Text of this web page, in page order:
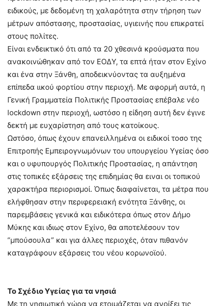
ειδικούς, με δεδομένη τη χαλαρότητα στην τήρηση των
μέτρων απόστασης, προστασίας, υγιεινής που επικρατεί
στους πολίτες.
Είναι ενδεικτικό ότι από τα 20 χθεσινά κρούσματα που
ανακοινώθηκαν από τον ΕΟΔΥ, τα επτά ήταν στον Εχίνο
και ένα στην Ξάνθη, αποδεικνύοντας τα αυξημένα
επίπεδα ιικού φορτίου στην περιοχή. Με αφορμή αυτά, η
Γενική Γραμματεία Πολιτικής Προστασίας επέβαλε νέο
lockdown στην περιοχή, ωστόσο η είδηση αυτή δεν έγινε
δεκτή με ευχαρίστηση από τους κατοίκους.
Ωστόσο, όπως έχουν επανειλλημένα οι ειδικοί τοσο της
Επιτροπής Εμπειρογνωμόνων του υπουργείου Υγείας όσο
και ο υφυπουργός Πολιτικής Προστασίας, η απάντηση
στις τοπικές εξάρσεις της επιδημίας θα ειναι οι τοπικού
χαρακτήρα περιορισμοί. Όπως διαφαίνεται, τα μέτρα που
ελήφθησαν στην περιφερειακή ενότητα Ξάνθης, οι
παρεμβάσεις γενικά και ειδικότερα όπως στον Δήμο
Μύκης και ιδιως στον Εχίνο, θα αποτελέσουν τον
“μπούσουλα” και για άλλες περιοχές, όταν πιθανόν
καταγράφουν εξάρσεις του νέου κορωνοϊού.
Το Σχέδιο Υγείας για τα νησιά
Με τη νησιωτική χώρα να ετοιμάζεται να ανοίξει τις